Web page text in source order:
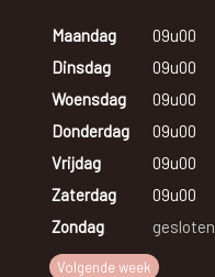
Maandag 09u00
Dinsdag
09u00
Woensdag
09u00
Donderdag
09u00
Vrijdag
09u00
Zaterdag
09u00
Zondag
gesloten
Volgende week